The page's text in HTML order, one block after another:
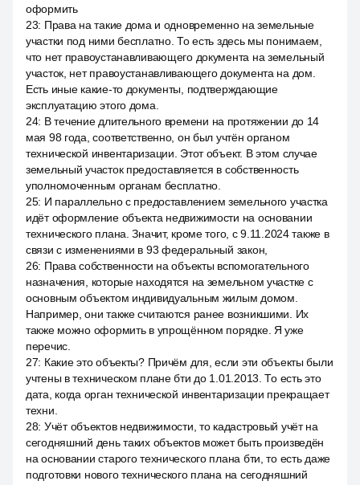
оформить
23: Права на такие дома и одновременно на земельные
участки под ними бесплатно. То есть здесь мы понимаем,
что нет правоустанавливающего документа на земельный
участок, нет правоустанавливающего документа на дом.
Есть иные какие-то документы, подтверждающие
эксплуатацию этого дома.
24: В течение длительного времени на протяжении до 14
мая 98 года, соответственно, он был учтён органом
технической инвентаризации. Этот объект. В этом случае
земельный участок предоставляется в собственность
уполномоченным органам бесплатно.
25: И параллельно с предоставлением земельного участка
идёт оформление объекта недвижимости на основании
технического плана. Значит, кроме того, с 9.11.2024 также в
связи с изменениями в 93 федеральный закон,
26: Права собственности на объекты вспомогательного
назначения, которые находятся на земельном участке с
основным объектом индивидуальным жилым домом.
Например, они также считаются ранее возникшими. Их
также можно оформить в упрощённом порядке. Я уже
перечис.
27: Какие это объекты? Причём для, если эти объекты были
учтены в техническом плане бти до 1.01.2013. То есть это
дата, когда орган технической инвентаризации прекращает
техни.
28: Учёт объектов недвижимости, то кадастровый учёт на
сегодняшний день таких объектов может быть произведён
на основании старого технического плана бти, то есть даже
подготовки нового технического плана на сегодняшний